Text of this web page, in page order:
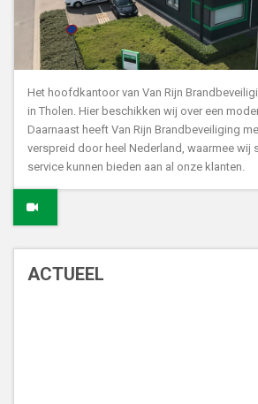
Het hoofdkantoor van Van Rijn
in Tholen. Hier beschikken wij over een
Daarnaast heeft Van Rijn Brandbeveiliging
verspreid door heel Nederland, waarmee wij
service kunnen bieden aan al onze klanten.
ACTUEEL